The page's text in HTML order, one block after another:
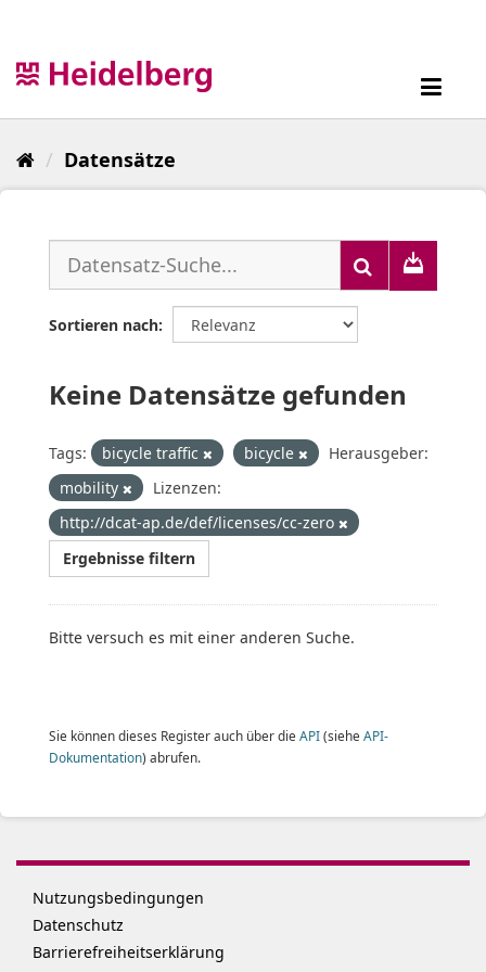
Datensätze
Sortieren nach
Keine Datensätze gefunden
Tags: bicycle traffic bicycle
Herausgeber:
mobility
Lizenzen:
http://dcat-ap.de/def/licenses/cc-zero
Ergebnisse filtern
Bitte versuch es mit einer anderen Suche.
Sie können dieses Register auch über die API(siehe API-
Dokumentation) abrufen.
Nutzungsbedingungen
Datenschutz
Barrierefreiheitserklärung